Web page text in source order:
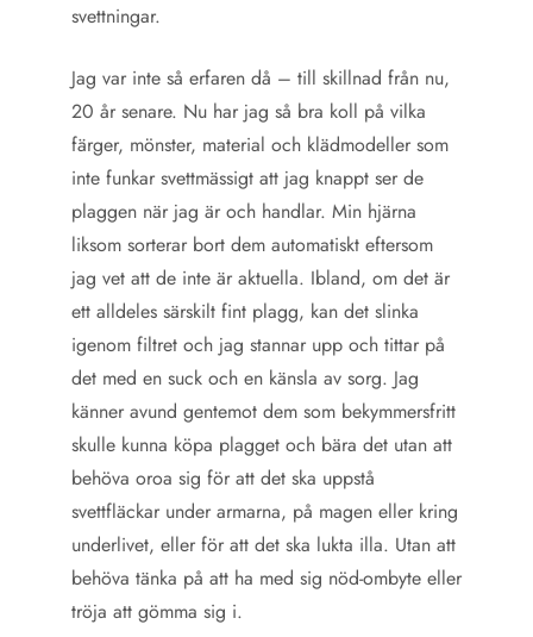
svettningar.
Jag var inte så erfaren då – till skillnad från nu,
20 år senare. Nu har jag så bra koll på vilka
färger, mönster, material och klädmodeller som
inte funkar svettmässigt att jag knappt ser de
plaggen när jag är och handlar. Min hjärna
liksom sorterar bort dem automatiskt eftersom
jag vet att de inte är aktuella. Ibland, om det är
ett alldeles särskilt fint plagg, kan det slinka
igenom filtret och jag stannar upp och tittar på
det med en suck och en känsla av sorg. Jag
känner avund gentemot dem som bekymmersfritt
skulle kunna köpa plagget och bära det utan att
behöva oroa sig för att det ska uppstå
svettfläckar under armarna, på magen eller kring
underlivet, eller för att det ska lukta illa. Utan att
behöva tänka på att ha med sig nöd-ombyte eller
tröja att gömma sig i.